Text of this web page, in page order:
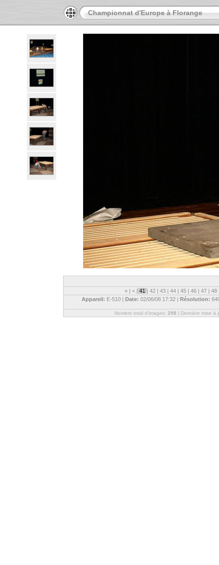
Championnat d'Europe à Florange
« | < | 41 | 42 | 43 | 44 | 45 | 46 | 47 | 48
Appareil: E-510 | Date: 02/06/08 17:32 | Résolution:
Nombre total d'images: 298 | Dernière mise à